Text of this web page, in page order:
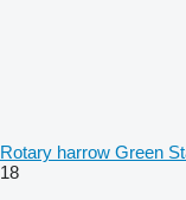
Rotary harrow Green
18